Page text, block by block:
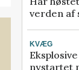
verden af
KVÆG
nystartet